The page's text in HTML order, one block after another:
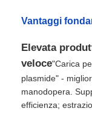
Vantaggi
Elevata
veloce"Carica
plasmide" -
manodopera.
efficienza;